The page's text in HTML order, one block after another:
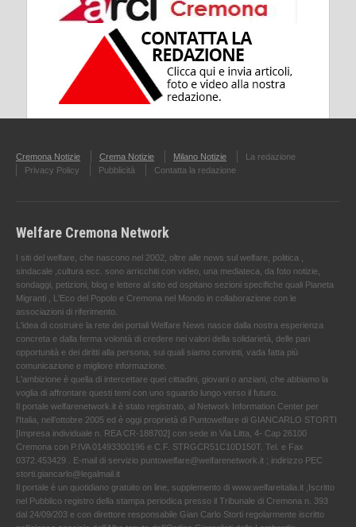
Cremona Notizie Crema Notizie Milano Notizie
La redazione
Privacy Policy
Pubblicità Contatta la redazione
Welfare Cremona Network
I siti del welfare, che nascono nel 2002, oltre alle news sul welfare, politica ,
sindacale ,cultura ecc. sono arricchiti con video, una mediateca, da foto notizie,
sondaggi, petizioni, blog e lettere al sito ed ospitano sezioni specifiche quali Pianeta
Migranti , L'Eco del Popolo e Cremona nel Mondo in collaborazione con le
associazioni di riferimento.
L'idea di costruire la rete dei portali Welfare News nasce dalla nostra esperienza
concreta e dalla ferma volontà di credere nei valori della solidarietà, delle pari
opportunità e dei diritti alla persona, sui quali siamo convinti, vada fatta più
comunicazione e migliore informazione.
L'ambizione è quella di intercettare quei cittadini, giovani o anziani, che abbiamo la
voglia di affrontare questi temi con uno sguardo lungo verso il futuro.
Il portale welfarenetwork.it è stato registrato, al Network Information Center per
l'Italia, nell’ottobre 2005 ed è oggi proprietà di Puntowelfare di GIANCARLO STORTI
[Impresa individuale n. REA CR-188702] con sede in Via Litta, 4- Cap 26100
Cremona con P.IVA 01493300196 e C.F. STRGCR51C10D150T. Tel. e Fax
0372.453429 . E-mail di servizio puntowelfare@welfarenetwork.it ; indirizzo PEC
storti.giancarlo@legalmail.it
Il portale è un quotidiano gratuito on line, supplemento di www.welfareitalia.it ,Iscritto
nel Pubblico registro della stampa periodica presso il Tribunale di Cremona n. 393
dal 24/09/203 e con direttore responsabile Gian Carlo Storti regolarmente iscritto